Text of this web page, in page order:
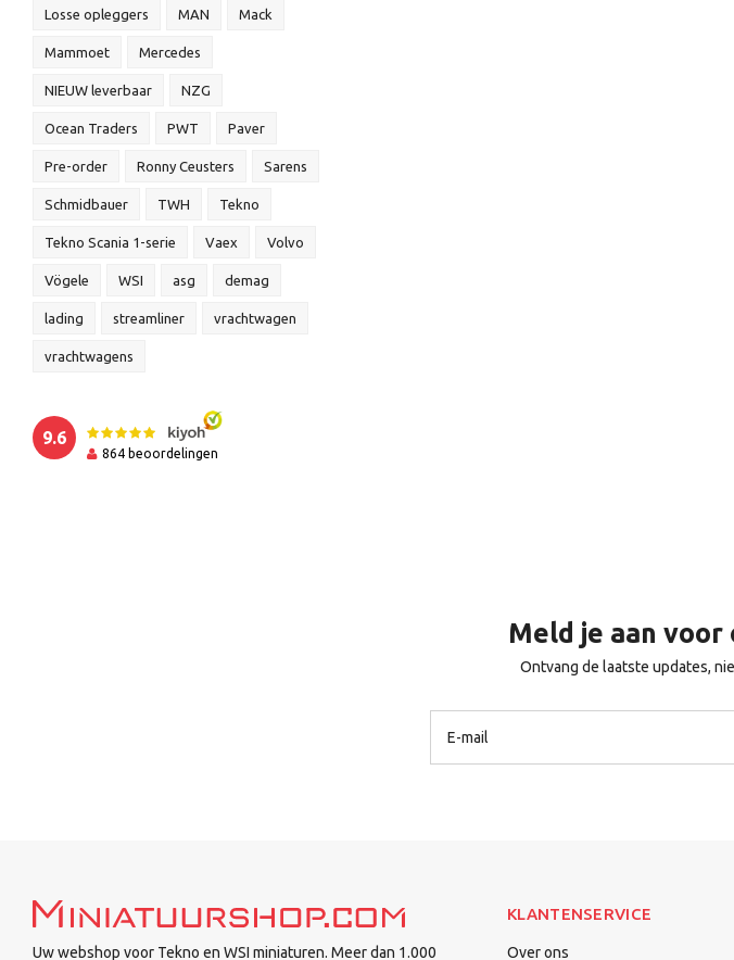
Losse opleggers MAN Mack
Mammoet Mercedes
NIEUW leverbaar NZG
Ocean Traders PWT Paver
Pre-order Ronny Ceusters Sarens
Schmidbauer TWH Tekno
Tekno Scania 1-serie Vaex Volvo
Vögele WSI asg demag
lading streamliner vrachtwagen
vrachtwagens
9.6
864 beoordelingen
Meld je aan
Ontvang de laatste updates,
Uw webshop voor Tekno en WSI miniaturen. Meer dan 1.000
KLANTENSERVICE
Over ons